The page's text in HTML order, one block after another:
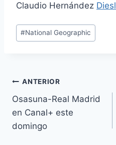
Claudio Hernández
Etiquetas
de
#National Geographic
Navegación
de
entradas
ANTERIOR
Osasuna-Real Madrid
en Canal+ este
domingo